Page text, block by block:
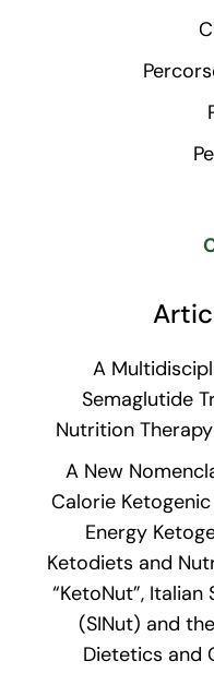
A
Semaglutide
Nutrition
A New
Calorie
Energy
Ketodiets and
“KetoNut”,
(SINut) and
Dietetics and